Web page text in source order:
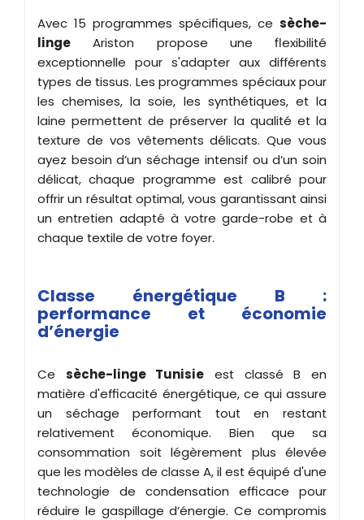
Avec 15 programmes spécifiques, ce sèche-
linge Ariston propose une flexibilité
exceptionnelle pour s'adapter aux différents
types de tissus. Les programmes spéciaux pour
les chemises, la soie, les synthétiques, et la
laine permettent de préserver la qualité et la
texture de vos vêtements délicats. Que vous
ayez besoin d’un séchage intensif ou d’un soin
délicat, chaque programme est calibré pour
offrir un résultat optimal, vous garantissant ainsi
un entretien adapté à votre garde-robe et à
chaque textile de votre foyer.
Classe énergétique B :
performance et économie
d’énergie
Ce sèche-linge Tunisie est classé B en
matière d'efficacité énergétique, ce qui assure
un séchage performant tout en restant
relativement économique. Bien que sa
consommation soit légèrement plus élevée
que les modèles de classe A, il est équipé d'une
technologie de condensation efficace pour
réduire le gaspillage d’énergie. Ce compromis